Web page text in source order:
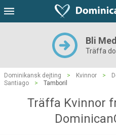
Bli
Träffa
Dominikansk dejting > Kvinnor >
Santiago
> Tamboril
Träffa Kvinnor